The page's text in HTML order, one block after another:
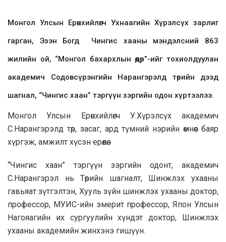
Монгол Улсын Ерөнхийлөгч Ухнаагийн Хүрэлсүх зарлиг
гарган, Эзэн Богд Чингис хааны мэндэлсний 863
жилийн ой, “Монгол бахархлын өдөр”-ийг тохиолдуулан
академич Содовсүрэнгийн Нарангэрэлд төрийн дээд
шагнал, “Чингис хаан” тэргүүн зэргийн одон хүртээлээ.
Монгол Улсын Ерөнхийлөгч У.Хүрэлсүх академич
С.Нарангэрэлд төр, засаг, ард түмний нэрийн өмнөөс баяр
хүргэж, амжилт хүсэн ерөөлөө.
“Чингис хаан” тэргүүн зэргийн одонт, академич
С.Нарангэрэл нь Төрийн шагналт, Шинжлэх ухааны
гавьяат зүтгэлтэн, Хууль зүйн шинжлэх ухааны доктор,
профессор, МУИС-ийн эмерит профессор, Япон Улсын
Нагояагийн их сургуулийн хүндэт доктор, Шинжлэх
ухааны академийн жинхэнэ гишүүн.